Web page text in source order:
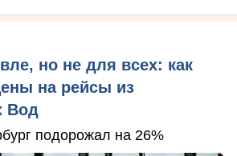
но не для всех: как
на рейсы из
Вод
подорожал на 26%